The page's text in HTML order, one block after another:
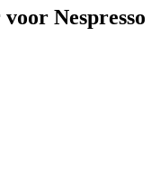
Nespresso